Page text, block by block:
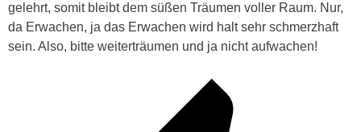
gelehrt, somit bleibt dem süßen Träumen voller Raum. Nur,
da Erwachen, ja das Erwachen wird halt sehr schmerzhaft
sein. Also, bitte weiterträumen und ja nicht aufwachen!